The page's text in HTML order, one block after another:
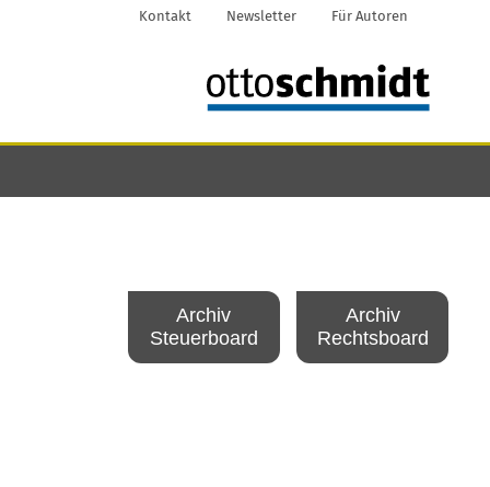
Kontakt Newsletter Für Autoren
Archiv
Steuerboard
Archiv
Rechtsboard